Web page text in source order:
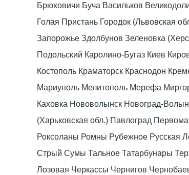
Брюховичи Буча Васильков
Голая Пристань Городок (Львовская
Запорожье Здолбунов Зеленовка
Подольский Каролино-Бугаз Киев
Костополь Краматорск Краснодон
Мариуполь Мелитополь Мерефа
Каховка Нововолынск Новоград-
(Харьковская обл.) Павлоград
Роксоланы Ромны Рубежное Русская
Стрый Сумы Тальное Татарбунары
Лозовая Черкассы Чернигов